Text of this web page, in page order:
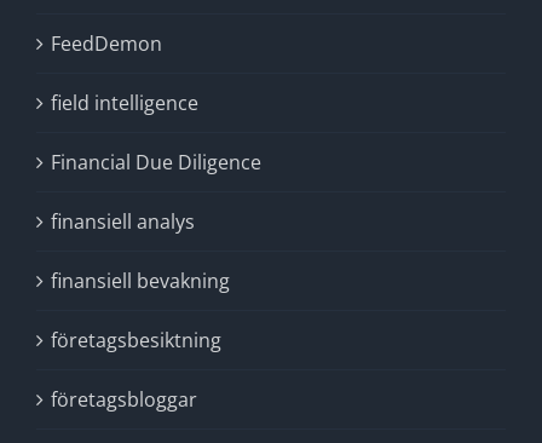
FeedDemon
field intelligence
Financial Due Diligence
finansiell analys
finansiell bevakning
företagsbesiktning
företagsbloggar